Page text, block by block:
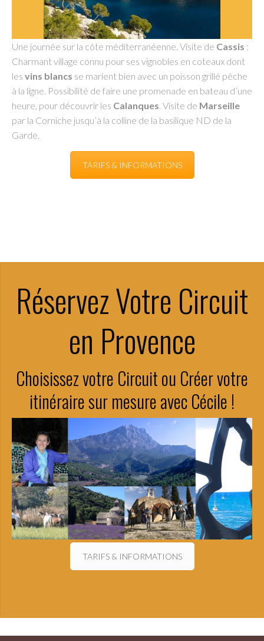
Une journée sur la côte méditerranéenne. Visite de Cassis :
Charmant village connu pour ses vignobles en coteaux dont
les vins blancs se marient bien avec un poisson grillé pêche
à la ligne. Possibilité de faire une promenade en bateau d’une
heure, pour découvrir les Calanques . Visite de Marseille
par la Corniche jusqu’à la colline de la basilique ND de la
Garde.
TARIFS & INFORMATIONS
Réservez Votre Circuit
en Provence
Choisissez votre Circuit ou Créer votre
itinéraire sur mesure avec Cécile !
TARIFS & INFORMATIONS